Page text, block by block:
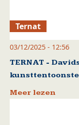
Ternat
03/12/2025 - 12:56
TERNAT -
Meer lezen